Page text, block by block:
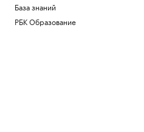
База знаний
РБК Образование